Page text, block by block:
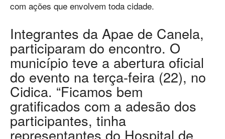
com ações que envolvem toda cidade.
Integrantes da Apae de Canela,
participaram do encontro. O
município teve a abertura oficial
do evento na terça-feira (22), no
Cidica. “Ficamos bem
gratificados com a adesão dos
participantes, tinha
representantes do Hospital de